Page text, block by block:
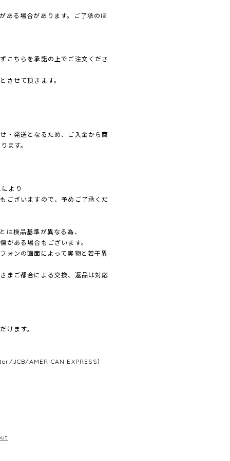
ある場合があります。ご了承のほ
こちらを承諾の上でご注文くださ
させて頂きます。
・発送となるため、ご入金から商
ます。
より
ございますので、予めご了承くだ
は検品基準が異なる為、
がある場合もございます。
ォンの画面によって実物と若干異
まご都合による交換、返品は対応
けます。
JCB/AMERICAN EXPRESS）